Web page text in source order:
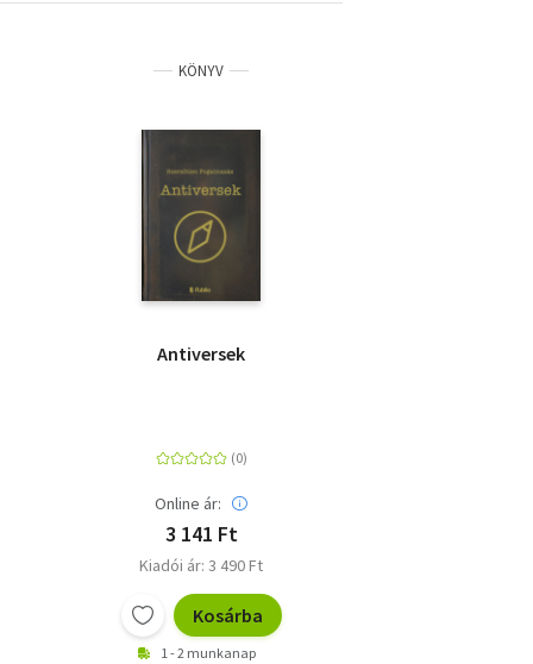
KÖNYV
Antiversek
Online ár:
3 141 Ft
Kiadói ár: 3 490 Ft
Kosárba
1 - 2 munkanap